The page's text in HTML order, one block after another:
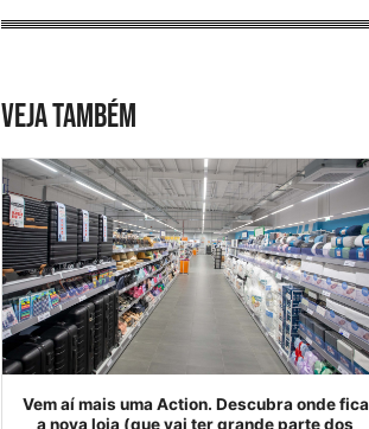
VEJA TAMBÉM
Vem aí mais uma Action. Descubra onde fica
a nova loja (que vai ter grande parte dos